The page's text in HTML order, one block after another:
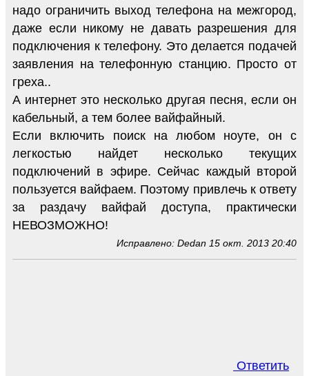
надо ограничить выход телефона на межгород,
даже если никому не давать разрешения для
подключения к телефону. Это делается подачей
заявления на телефонную станцию. Просто от
греха..
А интернет это несколько другая песня, если он
кабельный, а тем более вайфайный.
Если включить поиск на любом ноуте, он с
легкостью найдет несколько текущих
подключений в эфире. Сейчас каждый второй
пользуется вайфаем. Поэтому привлечь к ответу
за раздачу вайфай доступа, практически
НЕВОЗМОЖНО!
Исправлено: Dedan 15 окт. 2013 20:40
Ответить